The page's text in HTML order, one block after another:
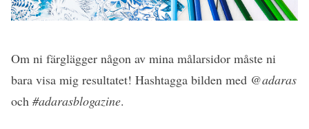
Om ni färglägger någon av mina målarsidor måste ni
bara visa mig resultatet! Hashtagga bilden med @adaras
och #adarasblogazine.